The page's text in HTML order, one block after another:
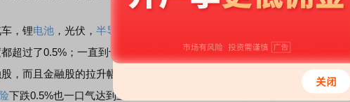
，锂电池 ，光伏， 半导体
都超过了0.5%；一直到十点半后，指数再一次反身向上——这一次拉升指数
，而且金融股的拉升幅度还都不小，特别是
股从指数板块下跌0.5%一
下跌0.5%也一口气达到上涨0.57%； 从下跌1%拉升到了上涨0.23%。